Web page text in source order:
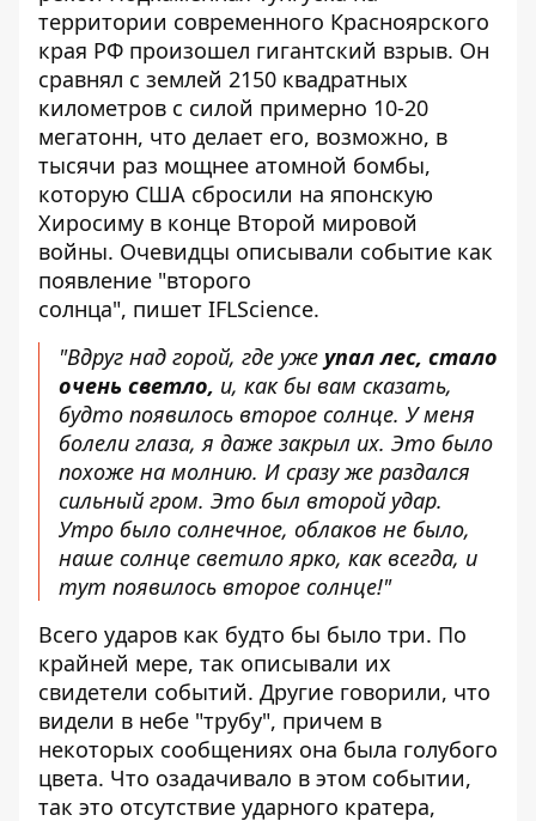
территории современного Красноярского
края РФ произошел гигантский взрыв. Он
сравнял с землей 2150 квадратных
километров с силой примерно 10-20
мегатонн, что делает его, возможно, в
тысячи раз мощнее атомной бомбы,
которую США сбросили на японскую
Хиросиму в конце Второй мировой
войны. Очевидцы описывали событие как
появление "второго
солнца", пишет IFLScience.
"Вдруг над горой, где уже упал лес, стало
очень светло, и, как бы вам сказать,
будто появилось второе солнце. У меня
болели глаза, я даже закрыл их. Это было
похоже на молнию. И сразу же раздался
сильный гром. Это был второй удар.
Утро было солнечное, облаков не было,
наше солнце светило ярко, как всегда, и
тут появилось второе солнце!"
Всего ударов как будто бы было три. По
крайней мере, так описывали их
свидетели событий. Другие говорили, что
видели в небе "трубу", причем в
некоторых сообщениях она была голубого
цвета. Что озадачивало в этом событии,
так это отсутствие ударного кратера,